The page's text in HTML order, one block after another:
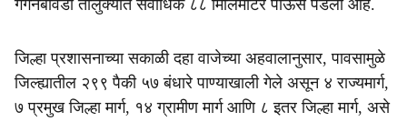
r
e
गगनबावडा तालुक्यात सर्वाधिक ८८ मिलिमीटर पाऊस पडला आहे.
जिल्हा प्रशासनाच्या सकाळी दहा वाजेच्या अहवालानुसार, पावसामुळे
जिल्ह्यातील २९९ पैकी ५७ बंधारे पाण्याखाली गेले असून ४ राज्यमार्ग,
७ प्रमुख जिल्हा मार्ग, १४ ग्रामीण मार्ग आणि ८ इतर जिल्हा मार्ग, असे